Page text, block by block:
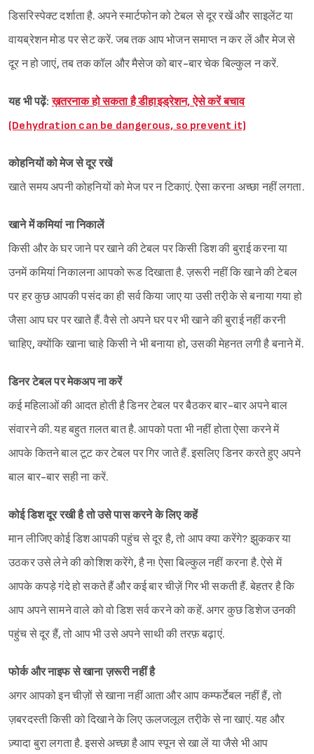
डिसरिस्पेक्ट दर्शाता है. अपने स्मार्टफोन को टेबल से दूर रखें और साइलेंट या
वायब्रेशन मोड पर सेट करें. जब तक आप भोजन समाप्त न कर लें और मेज से
दूर न हो जाएं, तब तक कॉल और मैसेज को बार-बार चेक बिल्कुल न करें.
यह भी पढ़ें:ख़तरनाक हो सकता है डीहाइड्रेशन, ऐसे करें बचाव
(Dehydration can be dangerous, so prevent it)
कोहनियों को मेज से दूर रखें
खाते समय अपनी कोहनियों को मेज पर न टिकाएं. ऐसा करना अच्छा नहीं लगता.
खाने में कमियां ना निकालें
किसी और के घर जाने पर खाने की टेबल पर किसी डिश की बुराई करना या
उनमें कमियां निकालना आपको रूड दिखाता है. ज़रूरी नहीं कि खाने की टेबल
पर हर कुछ आपकी पसंद का ही सर्व किया जाए या उसी तरी़के से बनाया गया हो
जैसा आप घर पर खाते हैं. वैसे तो अपने घर पर भी खाने की बुराई नहीं करनी
चाहिए, क्योंकि खाना चाहे किसी ने भी बनाया हो, उसकी मेहनत लगी है बनाने में.
डिनर टेबल पर मेकअप ना करें
कई महिलाओं की आदत होती है डिनर टेबल पर बैठकर बार-बार अपने बाल
संवारने की. यह बहुत ग़लत बात है. आपको पता भी नहीं होता ऐसा करने में
आपके कितने बाल टूट कर टेबल पर गिर जाते हैं. इसलिए डिनर करते हुए अपने
बाल बार-बार सही ना करें.
कोई डिश दूर रखी है तो उसे पास करने के लिए कहें
मान लीजिए कोई डिश आपकी पहुंच से दूर है, तो आप क्या करेंगे? झुककर या
उठकर उसे लेने की कोशिश करेंगे, है न! ऐसा बिल्कुल नहीं करना है. ऐसे में
आपके कपड़े गंदे हो सकते हैं और कई बार चीज़ें गिर भी सकती हैं. बेहतर है कि
आप अपने सामने वाले को वो डिश सर्व करने को कहें. अगर कुछ डिशेज उनकी
पहुंच से दूर हैं, तो आप भी उसे अपने साथी की तरफ़ बढ़ाएं.
फोर्क और नाइफ से खाना ज़रूरी नहीं है
अगर आपको इन चीज़ों से खाना नहीं आता और आप कम्फर्टेबल नहीं हैं, तो
ज़बरदस्ती किसी को दिखाने के लिए ऊलजलूल तरी़के से ना खाएं. यह और
ज़्यादा बुरा लगता है. इससे अच्छा है आप स्पून से खा लें या जैसे भी आप